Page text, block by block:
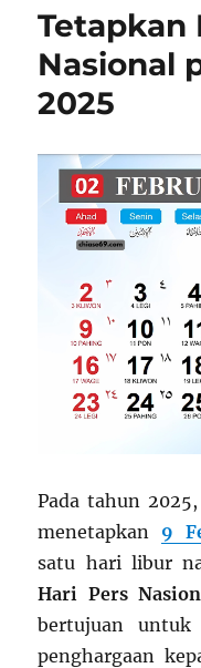
Tetapkan
Nasional
2025
Pada tahun
menetapkan 9
satu hari libur
Hari Pers
bertujuan untuk
penghargaan